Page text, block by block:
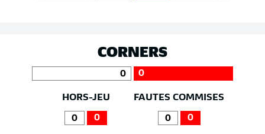
CORNERS
0 0
HORS-JEU
0 0
FAUTES COMMISES
0 0